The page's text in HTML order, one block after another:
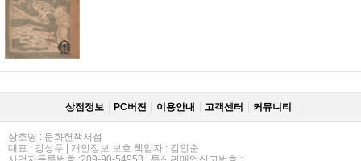
상점정보 PC버젼 이용안내 고객센터 커뮤니티
상호명 : 문화헌책서점
대표 : 강성두 | 개인정보 보호 책임자 : 김인순